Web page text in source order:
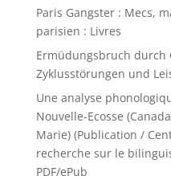
Paris Gangster : Mecs,
parisien : Livres
Ermüdungsbruch durch
Zyklusstörungen und
Une analyse
Nouvelle-Ecosse
Marie) (Publication /
recherche sur le
PDF/ePub